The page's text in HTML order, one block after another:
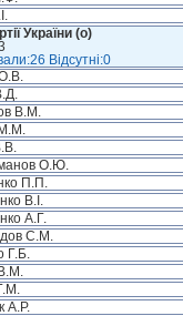
України (о)
Відсутні:0
В.М.
О.Ю.
П.П.
В.І.
А.Г.
С.М.
Г.Б.
А.Р.